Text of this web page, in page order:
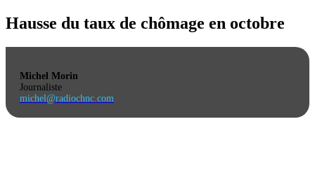
Hausse du taux de chômage en octobre
Michel Morin
Journaliste
michel@radiochnc.com